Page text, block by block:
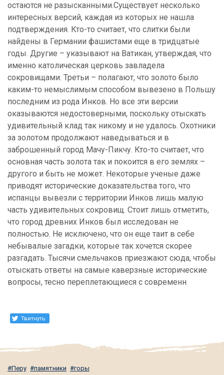
остаются не разысканными.Существует несколько
интересных версий, каждая из которых не нашла
подтверждения. Кто-то считает, что слитки были
найдены в Германии фашистами еще в тридцатые
годы. Другие – указывают на Ватикан, утверждая, что
именно католическая церковь завладела
сокровищами. Третьи – полагают, что золото было
каким-то немыслимым способом вывезено в Польшу
последним из рода Инков. Но все эти версии
оказываются недостоверными, поскольку отыскать
удивительный клад так никому и не удалось. Охотники
за золотом продолжают наведываться и в
заброшенный город Мачу-Пикчу. Кто-то считает, что
основная часть золота так и покоится в его землях –
другого и быть не может. Некоторые ученые даже
приводят исторические доказательства того, что
испанцы вывезли с территории Инков лишь малую
часть удивительных сокровищ. Стоит лишь отметить,
что город древних Инков был исследован не
полностью. Не исключено, что он еще таит в себе
небывалые загадки, которые так хочется скорее
разгадать. Тысячи смельчаков приезжают сюда, чтобы
отыскать ответы на самые каверзные исторические
вопросы, тесно переплетающиеся с современн
Твитнуть
Перу памятники горы